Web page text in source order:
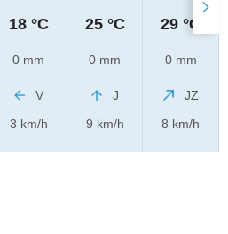
18 °C
0 mm
V
3 km/h
25 °C
0 mm
J
9 km/h
29 °C
0 mm
JZ
8 km/h